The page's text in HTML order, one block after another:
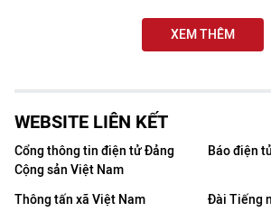
XEM THÊM
WEBSITE LIÊN KẾT
Cổng thông tin điện tử Đảng
Cộng sản Việt Nam
Báo điện
Thông tấn xã Việt Nam
Đài Tiếng